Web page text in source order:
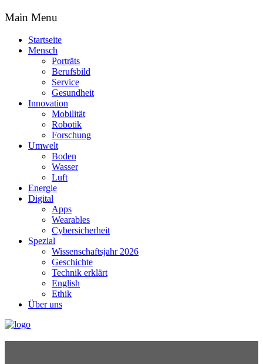
Main Menu
Startseite
Mensch
Porträts
Berufsbild
Service
Gesundheit
Innovation
Mobilität
Robotik
Forschung
Umwelt
Boden
Wasser
Luft
Energie
Digital
Apps
Wearables
Cybersicherheit
Spezial
Wissenschaftsjahr 2026
Geschichte
Technik erklärt
English
Ethik
Über uns